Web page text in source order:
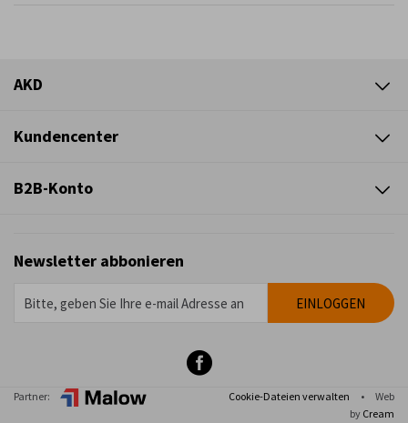
AKD
Kundencenter
B2B-Konto
Newsletter abbonieren
Partner: Cookie-Dateien verwalten •
Web
by Cream